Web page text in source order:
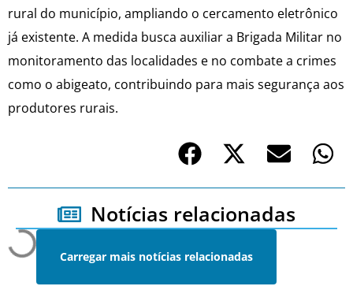
rural do município, ampliando o cercamento eletrônico
já existente. A medida busca auxiliar a Brigada Militar no
monitoramento das localidades e no combate a crimes
como o abigeato, contribuindo para mais segurança aos
produtores rurais.
Notícias relacionadas
Carregar mais notícias relacionadas